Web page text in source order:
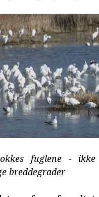
fuglene -
breddegrader